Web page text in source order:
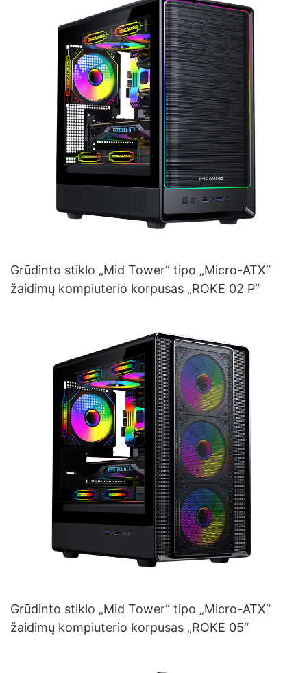
Grūdinto stiklo „Mid Tower“ tipo „Micro-ATX“
žaidimų kompiuterio korpusas „ROKE 02 P“
Grūdinto stiklo „Mid Tower“ tipo „Micro-ATX“
žaidimų kompiuterio korpusas „ROKE 05“